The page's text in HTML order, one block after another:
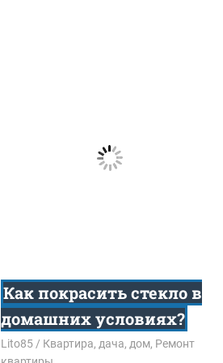
Как покрасить стекло в
домашних условиях?
22.06.2018
Lito85 Квартира, дача, дом, Ремонт